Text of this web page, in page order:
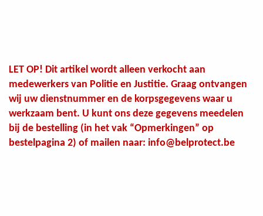
LET OP! Dit artikel wordt alleen verkocht aan
medewerkers van Politie en Justitie. Graag ontvangen
wij uw dienstnummer en de korpsgegevens waar u
werkzaam bent. U kunt ons deze gegevens meedelen
bij de bestelling (in het vak “Opmerkingen” op
bestelpagina 2) of mailen naar: info@belprotect.be